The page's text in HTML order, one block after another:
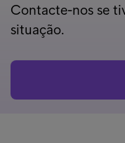
Contacte-nos se
situação.